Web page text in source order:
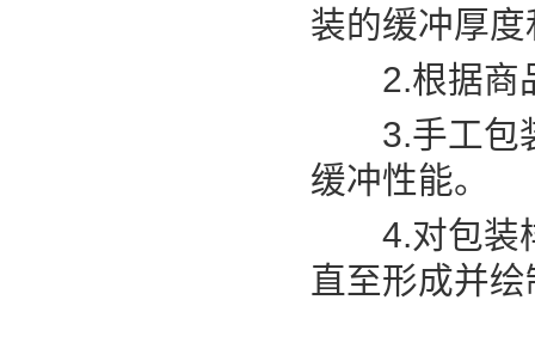
装的缓冲厚
2.根据商品
3.手工包装
缓冲性能。
4.对包装样
直至形成并